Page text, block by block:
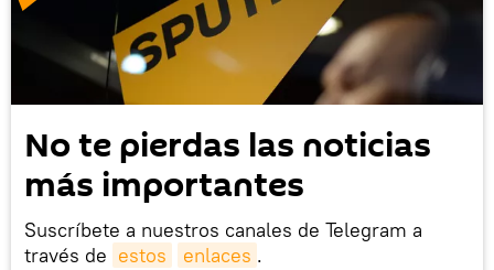
No te pierdas las noticias
más importantes
Suscríbete a nuestros canales de Telegram a
través de estos enlaces .